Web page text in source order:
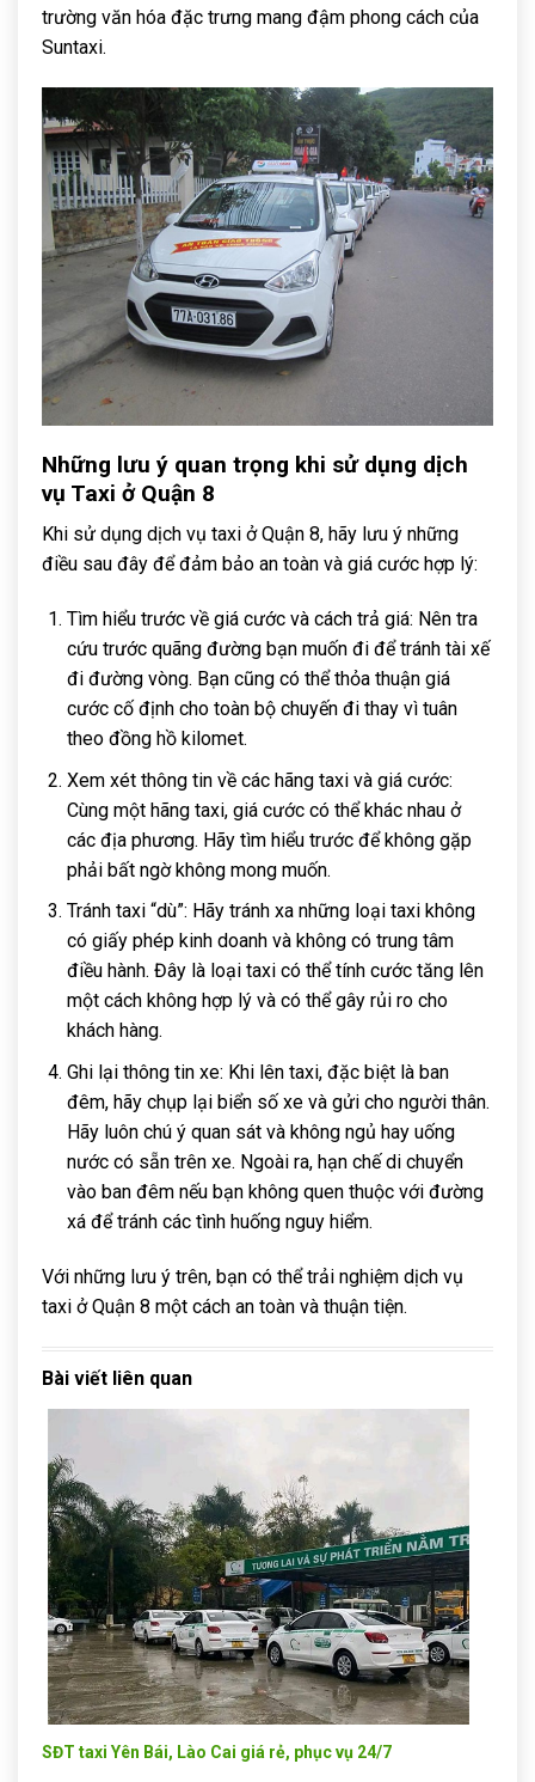
trường văn hóa đặc trưng mang đậm phong cách của
Suntaxi.
Những lưu ý quan trọng khi sử dụng dịch
vụ Taxi ở Quận 8
Khi sử dụng dịch vụ taxi ở Quận 8, hãy lưu ý những
điều sau đây để đảm bảo an toàn và giá cước hợp lý:
Tìm hiểu trước về giá cước và cách trả giá: Nên tra
cứu trước quãng đường bạn muốn đi để tránh tài xế
đi đường vòng. Bạn cũng có thể thỏa thuận giá
cước cố định cho toàn bộ chuyến đi thay vì tuân
theo đồng hồ kilomet.
Xem xét thông tin về các hãng taxi và giá cước:
Cùng một hãng taxi, giá cước có thể khác nhau ở
các địa phương. Hãy tìm hiểu trước để không gặp
phải bất ngờ không mong muốn.
Tránh taxi “dù”: Hãy tránh xa những loại taxi không
có giấy phép kinh doanh và không có trung tâm
điều hành. Đây là loại taxi có thể tính cước tăng lên
một cách không hợp lý và có thể gây rủi ro cho
khách hàng.
Ghi lại thông tin xe: Khi lên taxi, đặc biệt là ban
đêm, hãy chụp lại biển số xe và gửi cho người thân.
Hãy luôn chú ý quan sát và không ngủ hay uống
nước có sẵn trên xe. Ngoài ra, hạn chế di chuyển
vào ban đêm nếu bạn không quen thuộc với đường
xá để tránh các tình huống nguy hiểm.
Với những lưu ý trên, bạn có thể trải nghiệm dịch vụ
taxi ở Quận 8 một cách an toàn và thuận tiện.
Bài viết liên quan
SĐT taxi Yên Bái, Lào Cai giá rẻ, phục vụ 24/7